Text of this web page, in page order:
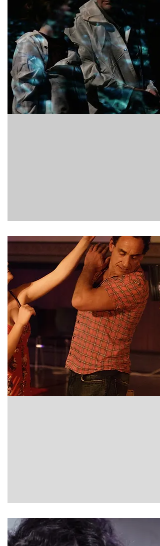
Fire arkeologer på Island. I møte med
levningene etter en kvinne som levde der i
ca 930 oppstår en drakamp mellom dem om
hvem og hva hun kan ha vært.
EPLER SOM FALLER
I et episk landskap av intime øyeblikk
utspiller tretten menneskers liv seg. De
møtes og glir fra hverandre, faller og reiser
seg. Alle sammen på jakt etter fast grunn.